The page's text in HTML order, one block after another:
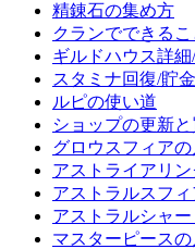
精錬石の集め方
クランでできる
ギルドハウス詳
スタミナ回復/貯
ルピの使い道
ショップの更新
グロウスフィア
アストライアリ
アストラルスフ
アストラルシャ
マスターピース